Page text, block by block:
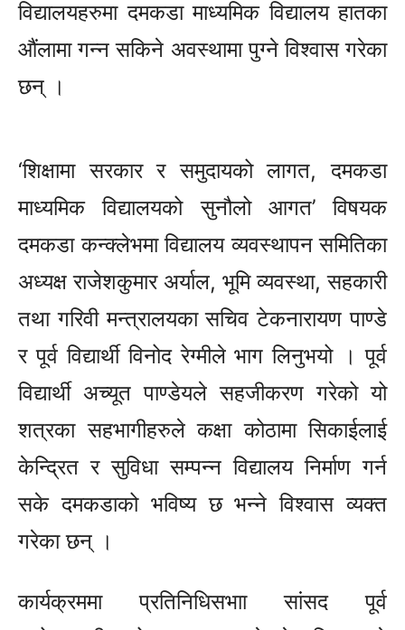
विद्यालयहरुमा दमकडा माध्यमिक विद्यालय हातका
औंलामा गन्न सकिने अवस्थामा पुग्ने विश्वास गरेका
छन् ।
‘शिक्षामा सरकार र समुदायको लागत, दमकडा
माध्यमिक विद्यालयको सुनौलो आगत’ विषयक
दमकडा कन्क्लेभमा विद्यालय व्यवस्थापन समितिका
अध्यक्ष राजेशकुमार अर्याल, भूमि व्यवस्था, सहकारी
तथा गरिवी मन्त्रालयका सचिव टेकनारायण पाण्डे
र पूर्व विद्यार्थी विनोद रेग्मीले भाग लिनुभयो । पूर्व
विद्यार्थी अच्यूत पाण्डेयले सहजीकरण गरेको यो
शत्रका सहभागीहरुले कक्षा कोठामा सिकाईलाई
केन्द्रित र सुविधा सम्पन्न विद्यालय निर्माण गर्न
सके दमकडाको भविष्य छ भन्ने विश्वास व्यक्त
गरेका छन् ।
कार्यक्रममा प्रतिनिधिसभाा सांसद पूर्व